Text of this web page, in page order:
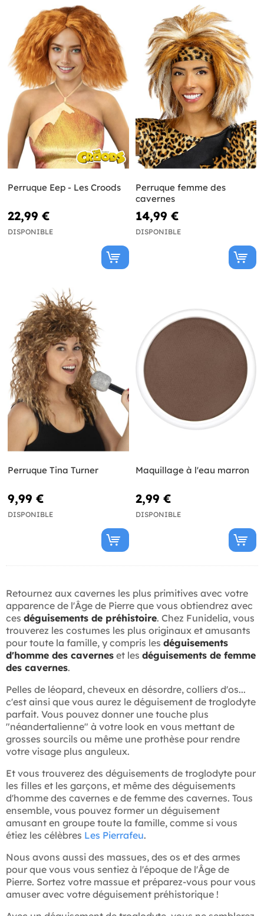
Perruque Eep - Les Croods
22,99 €
DISPONIBLE
Perruque femme des
cavernes
14,99 €
DISPONIBLE
Perruque Tina Turner
9,99 €
DISPONIBLE
Maquillage à l'eau marron
2,99 €
DISPONIBLE
Retournez aux cavernes les plus primitives avec votre
apparence de l'Âge de Pierre que vous obtiendrez avec
ces déguisements de préhistoire. Chez Funidelia, vous
trouverez les costumes les plus originaux et amusants
pour toute la famille, y compris les déguisements
d'homme des cavernes et les déguisements de femme
des cavernes.
Pelles de léopard, cheveux en désordre, colliers d'os...
c'est ainsi que vous aurez le déguisement de troglodyte
parfait. Vous pouvez donner une touche plus
"néandertalienne" à votre look en vous mettant de
grosses sourcils ou même une prothèse pour rendre
votre visage plus anguleux.
Et vous trouverez des déguisements de troglodyte pour
les filles et les garçons, et même des déguisements
d'homme des cavernes e de femme des cavernes. Tous
ensemble, vous pouvez former un déguisement
amusant en groupe toute la famille, comme si vous
étiez les célèbres Les Pierrafeu.
Nous avons aussi des massues, des os et des armes
pour que vous vous sentiez à l'époque de l'Âge de
Pierre. Sortez votre massue et préparez-vous pour vous
amuser avec votre déguisement préhistorique !